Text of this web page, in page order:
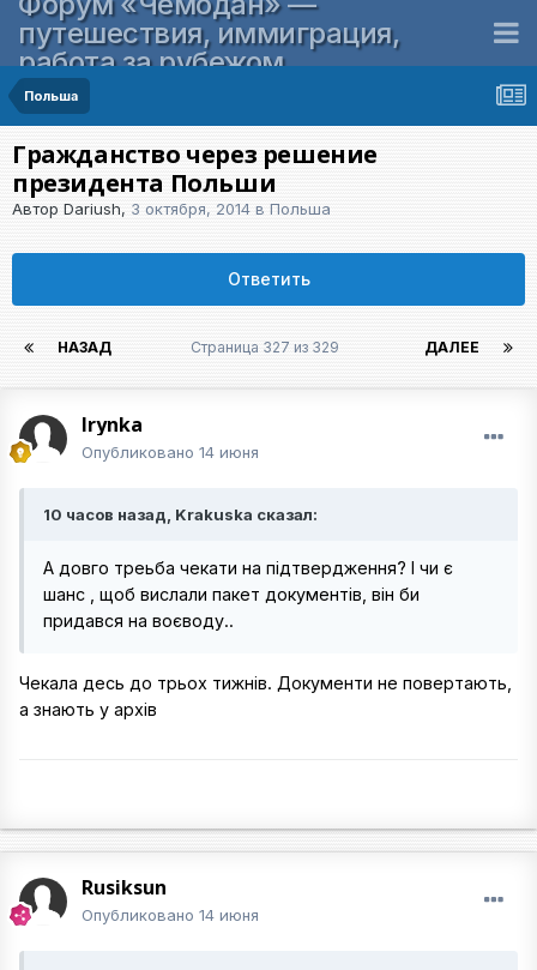
путешествия, иммиграция,
работа за рубежом
Польша
Гражданство через решение
президента Польши
Автор Dariush, 3 октября, 2014 в Польша
Ответить
НАЗАД ДАЛЕЕ
Страница 327 из 329
Irynka
Опубликовано 14 июня
10 часов назад, Krakuska сказал:
А довго треьба чекати на підтвердження? І чи є
шанс , щоб вислали пакет документів, він би
придався на воєводу..
Чекала десь до трьох тижнів. Документи не повертають,
а знають у архів
Rusiksun
Опубликовано 14 июня